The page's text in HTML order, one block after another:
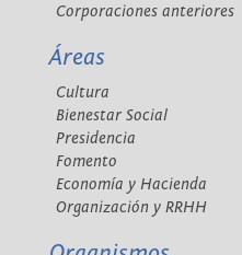
Corporaciones anteriores
Áreas
Cultura
Bienestar Social
Presidencia
Fomento
Economía y Hacienda
Organización y RRHH